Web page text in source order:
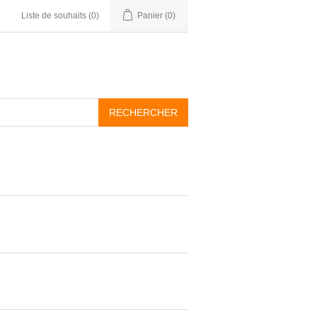
Liste de souhaits (0) Panier (0)